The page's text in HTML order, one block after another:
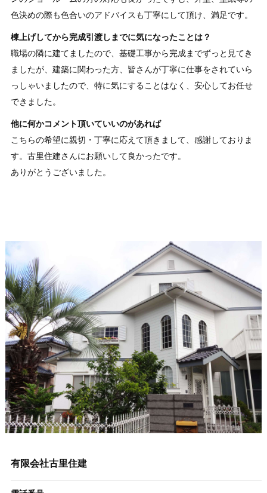
色決めの際も色合いのアドバイスも丁寧にして頂け、満足です。
棟上げしてから完成引渡しまでに気になったことは？
職場の隣に建てましたので、基礎工事から完成までずっと見てき
ましたが、建築に関わった方、皆さんが丁寧に仕事をされていら
っしゃいましたので、特に気にすることはなく、安心してお任せ
できました。
他に何かコメント頂いていいのがあれば
こちらの希望に親切・丁寧に応えて頂きまして、感謝しておりま
す。古里住建さんにお願いして良かったです。
ありがとうございました。
有限会社古里住建